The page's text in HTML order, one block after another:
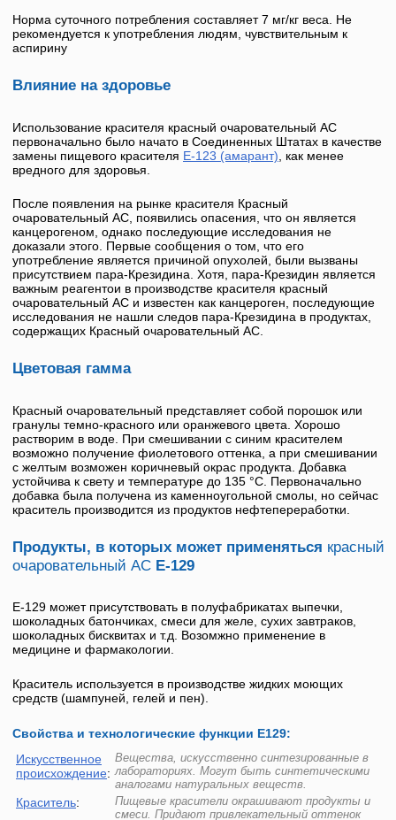
Норма суточного потребления составляет 7 мг/кг веса. Не
рекомендуется к употребления людям, чувствительным к
аспирину
Влияние на здоровье
Использование красителя красный очаровательный АС
первоначально было начато в Соединенных Штатах в качестве
замены пищевого красителя E-123 (амарант) , как менее
вредного для здоровья.
После появления на рынке красителя Красный
очаровательный АС , появились опасения, что он является
канцерогеном, однако последующие исследования не
доказали этого. Первые сообщения о том, что его
употребление является причиной опухолей, были вызваны
присутствием пара-Крезидина. Хотя, пара-Крезидин является
важным реагентои в производстве красителя красный
очаровательный АС и известен как канцероген, последующие
исследования не нашли следов пара-Крезидина в продуктах,
содержащих Красный очаровательный АС
Цветовая гамма
Красный очаровательный представляет собой порошок или
гранулы темно-красного или оранжевого цвета. Хорошо
растворим в воде. При смешивании с синим красителем
возможно получение фиолетового оттенка, а при смешивании
с желтым возможен коричневый окрас продукта. Добавка
устойчива к свету и температуре до 135 °С. Первоначально
добавка была получена из каменноугольной смолы, но сейчас
краситель производится из продуктов нефтепереработки.
Продукты, в которых может применяться красный
очаровательный АС Е-129
E-129 может присутствовать в полуфабрикатах выпечки,
шоколадных батончиках, смеси для желе, сухих завтраков,
шоколадных бисквитах и т.д. Возомжно применение в
медицине и фармакологии.
Краситель используется в производстве жидких моющих
средств (шампуней, гелей и пен).
Свойства и технологические функции Е129:
Искусственное
происхождение:
Вещества, искусственно синтезированные в
лабораториях. Могут быть синтетическими
аналогами натуральных веществ.
Краситель:
Пищевые красители окрашивают продукты и
смеси. Придают привлекательный оттенок